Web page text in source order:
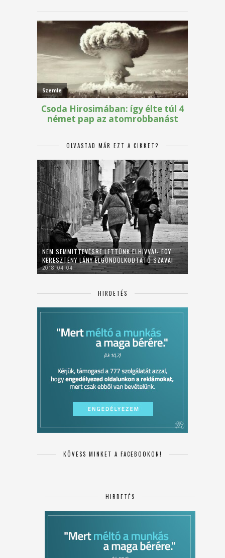
OLVASTAD MÁR EZT A CIKKET?
NEM SEMMITTEVÉSRE LETTÜNK ELHÍVVA!- EGY
KERESZTÉNY LÁNY ELGONDOLKODTATÓ SZAVAI
2018. 04. 04.
HIRDETÉS
KÖVESS MINKET A FACEBOOKON!
HIRDETÉS